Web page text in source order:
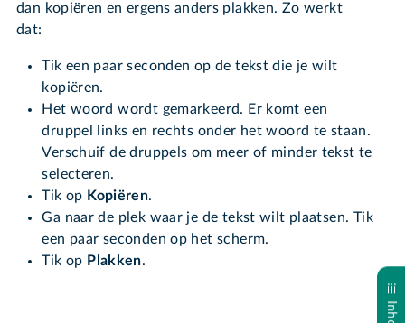
dan kopiëren en ergens anders plakken. Zo werkt
dat:
Tik een paar seconden op de tekst die je wilt
kopiëren.
Het woord wordt gemarkeerd. Er komt een
druppel links en rechts onder het woord te staan.
Verschuif de druppels om meer of minder tekst te
selecteren.
Tik op Kopiëren.
Ga naar de plek waar je de tekst wilt plaatsen. Tik
een paar seconden op het scherm.
Tik op Plakken.